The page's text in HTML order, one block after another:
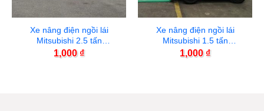
Xe nâng điện ngồi lái
Mitsubishi 2.5 tấn
FB25CA1 – 4 bánh
1,000 ₫
Xe nâng điện ngồi lái
Mitsubishi 1.5 tấn
FB15CA1 – 4 bánh
1,000 ₫